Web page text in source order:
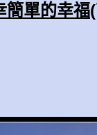
簡單的幸